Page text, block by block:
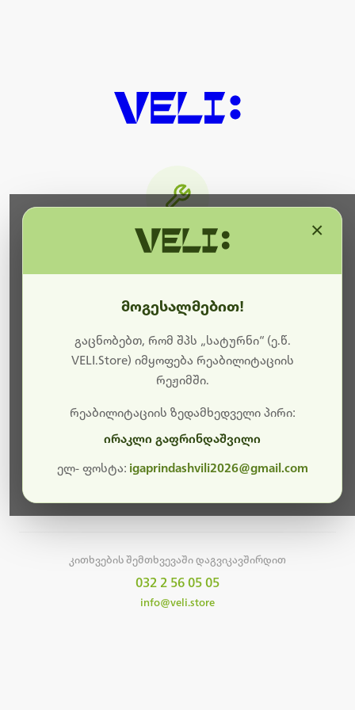
ბოდიშს გიხდით შეფერხებისთვის. ამჟამად
მიმდინარეობს საიტის განახლება და ტექნიკური
სამუშაოები.
მალე ისევ ხელმისაწვდომი იქნება. გმადლობთ
კითხვების შემთხვევაში დაგვიკავშირდით
032 2 56 05 05
info@veli.store
მოგესალმებით!
გაცნობებთ, რომ შპს „სატურნი“ (ე.წ.
VELI.Store) იმყოფება რეაბილიტაციის
რეჟიმში.
რეაბილიტაციის ზედამხედველი პირი:
ირაკლი გაფრინდაშვილი
ელ- ფოსტა: igaprindashvili2026@gmail.com
×